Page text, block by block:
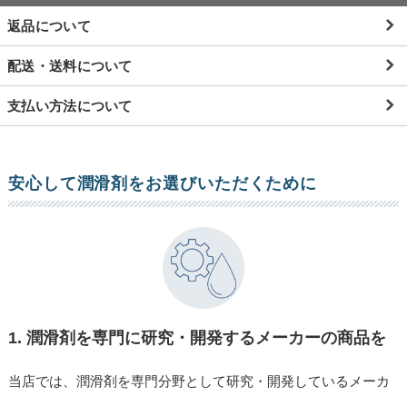
返品について
配送・送料について
支払い方法について
安心して潤滑剤をお選びいただくために
1. 潤滑剤を専門に研究・開発するメーカーの商品を
当店では、潤滑剤を専門分野として研究・開発しているメーカ